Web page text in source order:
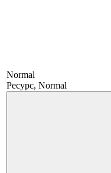
Normal
Ресурс, Normal